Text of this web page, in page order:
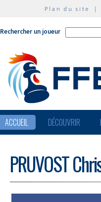
Plan du site |
Rechercher un joueur
ACCUEIL DÉCOUVRIR
PRUVOST